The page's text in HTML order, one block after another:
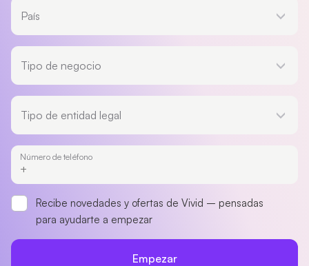
País
Tipo de negocio
Tipo de entidad legal
Número de teléfono
Recibe novedades y ofertas de Vivid – pensadas
para ayudarte a empezar
Empezar